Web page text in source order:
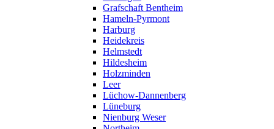
Grafschaft Bentheim
Hameln-Pyrmont
Harburg
Heidekreis
Helmstedt
Hildesheim
Holzminden
Leer
Lüchow-Dannenberg
Lüneburg
Nienburg Weser